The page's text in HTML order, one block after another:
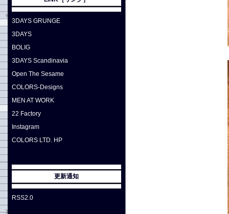
3DAYS GRUNGE
3DAYS
BOLIG
3DAYS Scandinavia
Open The Sesame
COLORS-Designs
MEN AT WORK
22 Factory
Instagram
COLORS LTD. HP
更新通知
RSS2.0